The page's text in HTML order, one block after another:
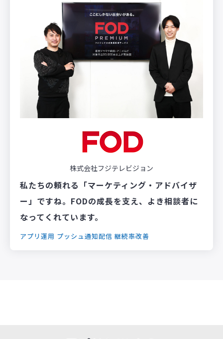
株式会社フジテレビジョン
私たちの頼れる「マーケティング・アドバイザ
ー」ですね。FODの成長を支え、よき相談者に
なってくれています。
アプリ運用 プッシュ通知配信 継続率改善